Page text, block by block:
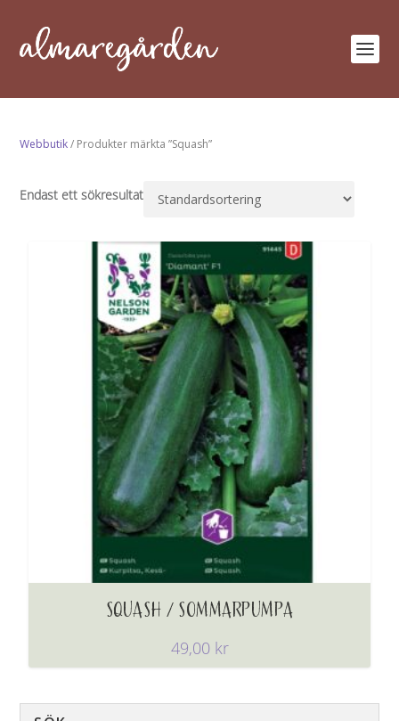
Webbutik/ Produkter märkta ”Squash”
Endast ett sökresultat
SQUASH / SOMMARPUMPA
49,00 kr